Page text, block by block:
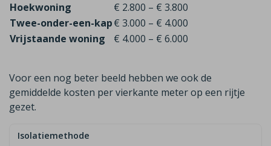
Hoekwoning
€ 2.800 – € 3.800
Twee-onder-een-kap€ 3.000 – € 4.000
Vrijstaande woning
€ 4.000 – € 6.000
Voor een nog beter beeld hebben we ook de
gemiddelde kosten per vierkante meter op een rijtje
gezet.